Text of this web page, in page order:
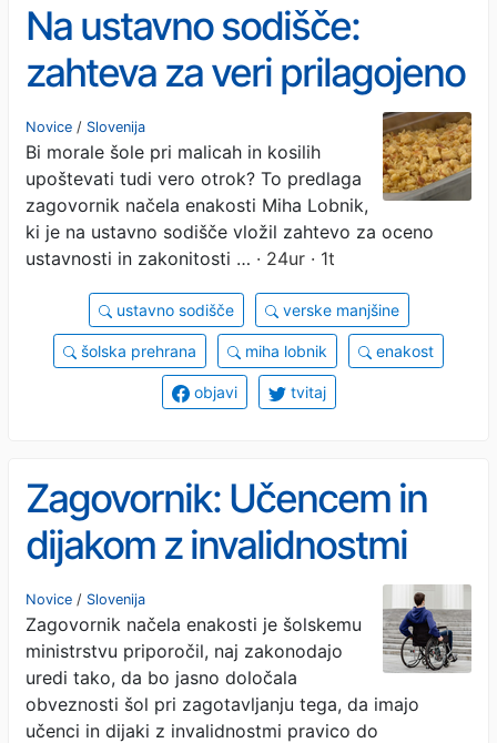
Na ustavno sodišče:
zahteva za veri prilagojeno
šolsko prehrano
Novice / Slovenija
Bi morale šole pri malicah in kosilih
upoštevati tudi vero otrok? To predlaga
zagovornik načela enakosti Miha Lobnik,
ki je na ustavno sodišče vložil zahtevo za oceno
ustavnosti in zakonitosti … · 24ur · 1t
ustavno sodišče verske manjšine
šolska prehrana miha lobnik enakost
objavi tvitaj
Zagovornik: Učencem in
dijakom z invalidnostmi
mora biti zagotovljen
dostop do vseh ekskurzij
Novice / Slovenija
Zagovornik načela enakosti je šolskemu
ministrstvu priporočil, naj zakonodajo
uredi tako, da bo jasno določala
obveznosti šol pri zagotavljanju tega, da imajo
učenci in dijaki z invalidnostmi pravico do